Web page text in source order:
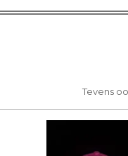
Tevens